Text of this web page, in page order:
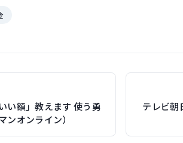
い額」教えます 使う勇
ンオンライン）
テレビ朝